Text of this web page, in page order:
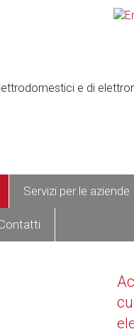
Servizi per le aziende